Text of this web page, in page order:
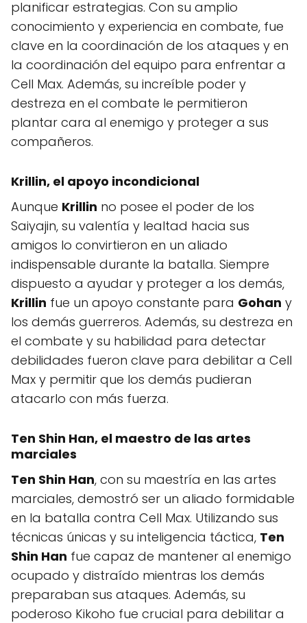
planificar estrategias. Con su amplio
conocimiento y experiencia en combate, fue
clave en la coordinación de los ataques y en
la coordinación del equipo para enfrentar a
Cell Max. Además, su increíble poder y
destreza en el combate le permitieron
plantar cara al enemigo y proteger a sus
compañeros.
Krillin, el apoyo incondicional
Aunque Krillin no posee el poder de los
Saiyajin, su valentía y lealtad hacia sus
amigos lo convirtieron en un aliado
indispensable durante la batalla. Siempre
dispuesto a ayudar y proteger a los demás,
Krillin fue un apoyo constante para Gohan y
los demás guerreros. Además, su destreza en
el combate y su habilidad para detectar
debilidades fueron clave para debilitar a Cell
Max y permitir que los demás pudieran
atacarlo con más fuerza.
Ten Shin Han, el maestro de las artes
marciales
Ten Shin Han, con su maestría en las artes
marciales, demostró ser un aliado formidable
en la batalla contra Cell Max. Utilizando sus
técnicas únicas y su inteligencia táctica, Ten
Shin Han fue capaz de mantener al enemigo
ocupado y distraído mientras los demás
preparaban sus ataques. Además, su
poderoso Kikoho fue crucial para debilitar a